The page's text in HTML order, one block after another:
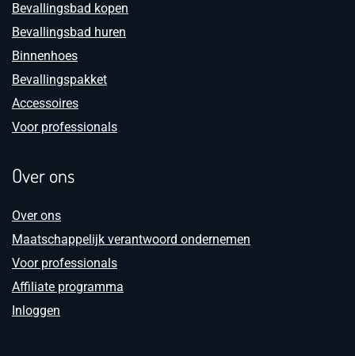
Bevallingsbad kopen
Bevallingsbad huren
Binnenhoes
Bevallingspakket
Accessoires
Voor professionals
Over ons
Over ons
Maatschappelijk verantwoord ondernemen
Voor professionals
Affiliate programma
Inloggen